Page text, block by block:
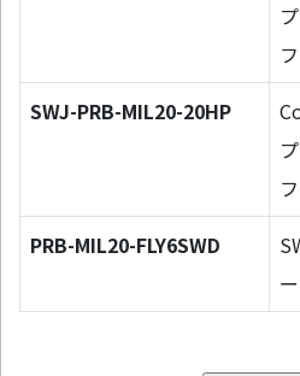
SWJ-PRB-MIL20-20HP
PRB-MIL20-FLY6SWD